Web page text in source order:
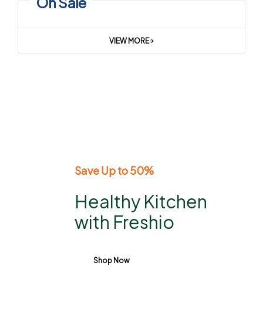
VIEW MORE
Save Up to 50%
Healthy Kitchen
with Freshio
Shop Now